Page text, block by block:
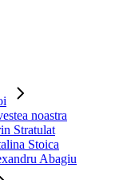
noastra
Stratulat
Stoica
Abagiu